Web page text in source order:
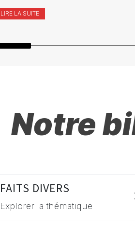
LIRE LA SUITE
Notre
FAITS DIVERS
Explorer la thématique